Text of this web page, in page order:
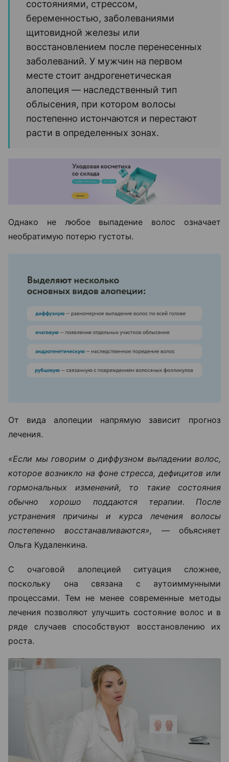
состояниями, стрессом,
беременностью, заболеваниями
щитовидной железы или
восстановлением после перенесенных
заболеваний. У мужчин на первом
месте стоит андрогенетическая
алопеция — наследственный тип
облысения, при котором волосы
постепенно истончаются и перестают
расти в определенных зонах.
Однако не любое выпадение волос означает
необратимую потерю густоты.
От вида алопеции напрямую зависит прогноз
лечения.
«Если мы говорим о диффузном выпадении волос,
которое возникло на фоне стресса, дефицитов или
гормональных изменений, то такие состояния
обычно хорошо поддаются терапии. После
устранения причины и курса лечения волосы
постепенно восстанавливаются», —объясняет
Ольга Кудаленкина.
С очаговой алопецией ситуация сложнее,
поскольку она связана с аутоиммунными
процессами. Тем не менее современные методы
лечения позволяют улучшить состояние волос и в
ряде случаев способствуют восстановлению их
роста.